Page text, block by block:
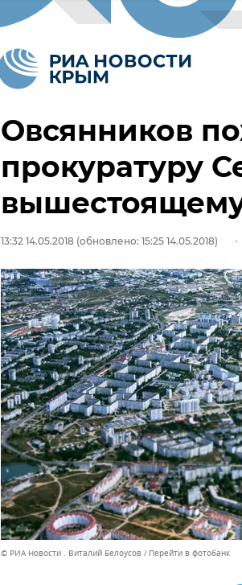
Овсянников
прокуратуру
13:32 14.05.2018 (обновлено: 15:25 14.05.2018)
© РИА Новости . Виталий Белоусов Перейти в фотобанк